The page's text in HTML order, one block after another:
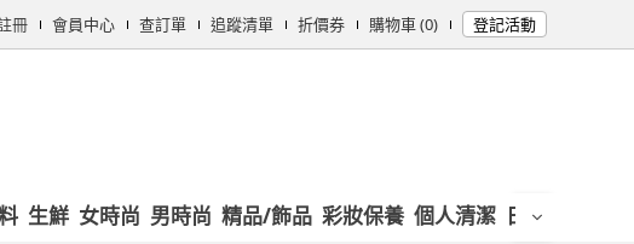
冊 會員中心 查訂單 追蹤清單 折價券 購物車 (0) 登記活動
生鮮 女時尚 男時尚 精品/飾品 彩妝保養 個人清潔 日用/紙品